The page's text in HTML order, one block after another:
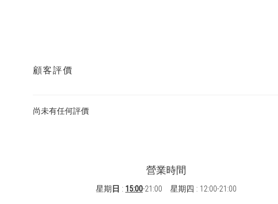
顧客評價
尚未有任何評價
營業時間
星期 日 : 15:00-21:00 星期四 : 12:00-21:00